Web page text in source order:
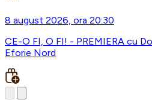
8 august 2026, ora 20:30
CE-O FI, O FI! - PREMIERA cu
Eforie Nord